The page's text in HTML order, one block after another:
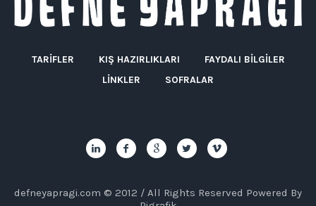
TARIFLER KIŞ HAZIRLIKLARI
FAYDALI BILGILER
LINKLER
SOFRALAR
defneyapragi.com © 2012 / All Rights Reserved Powered By